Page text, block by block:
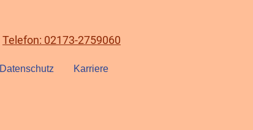
Telefon: 02173-2759060
Datenschutz Karriere